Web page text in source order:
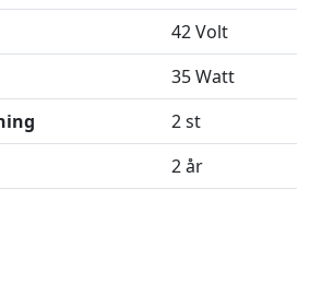
42 Volt
35 Watt
2 st
2 år